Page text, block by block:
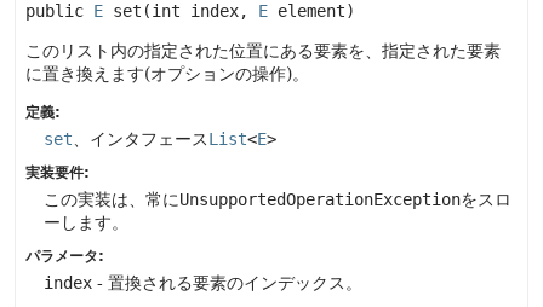
public E set (int index, E element)
このリスト内の指定された位置にある要素を、指定された要素
に置き換えます(オプションの操作)。
定義:
set 、インタフェースList<E>
実装要件:
この実装は、常にUnsupportedOperationExceptionをスロ
ーします。
パラメータ:
index - 置換される要素のインデックス。